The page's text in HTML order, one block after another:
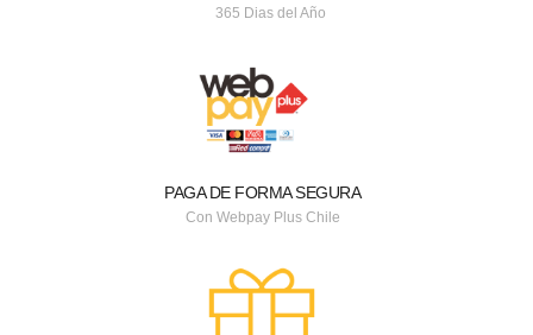
365 Dias del Año
PAGA DE FORMA SEGURA
Con Webpay Plus Chile